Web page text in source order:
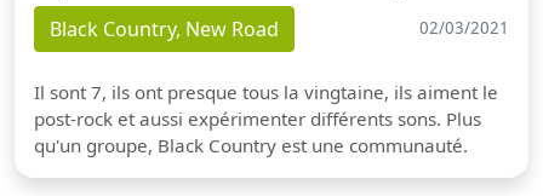
Black Country, New Road 02/03/2021
Il sont 7, ils ont presque tous la vingtaine, ils aiment le
post-rock et aussi expérimenter différents sons. Plus
qu'un groupe, Black Country est une communauté.